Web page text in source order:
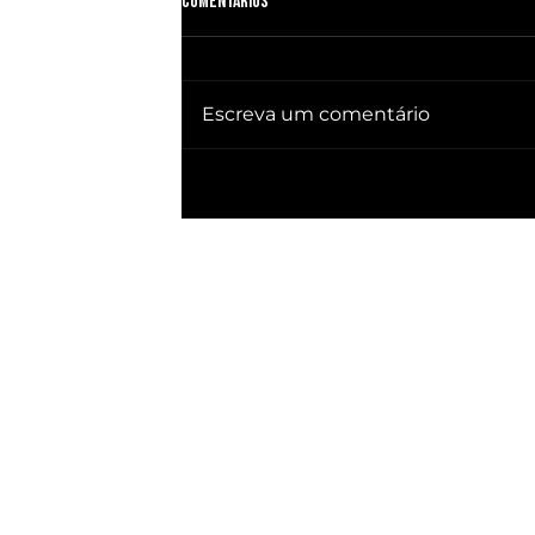
já ganhou PRESIDÊNCIA no BRASIL
Escreva um comentário